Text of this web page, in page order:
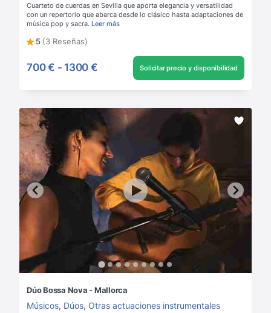
Cuarteto de cuerdas en Sevilla que aporta elegancia y versatilidad
con un repertorio que abarca desde lo clásico hasta adaptaciones de
música pop y sacra. Leer más
5 (3 Reseñas)
700 € - 1300 € Solicitar precio y disponibilidad
Dúo Bossa Nova - Mallorca
Músicos, Dúos, Otras actuaciones instrumentales